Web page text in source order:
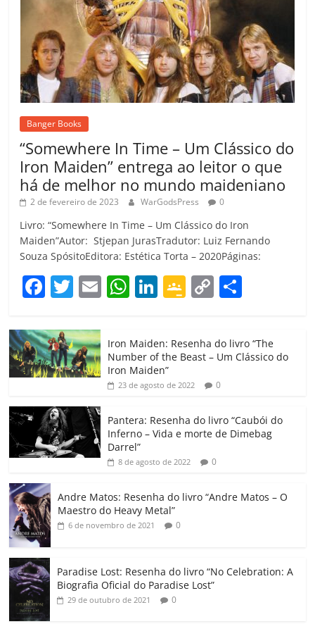
Banger Books
“Somewhere In Time – Um Clássico do
Iron Maiden” entrega ao leitor o que
há de melhor no mundo maideniano
2 de fevereiro de 2023 WarGodsPress 0
Livro: “Somewhere In Time – Um Clássico do Iron
Maiden”Autor: Stjepan JurasTradutor: Luiz Fernando
Souza SpósitoEditora: Estética Torta – 2020Páginas:
F
c
e
b
o
o
k
T
itt
er
E W
at
s
A
p
Li
e
dI
G
gl
e
Cl
a
ss
ro
o
C
p
y
Li
k
m
p
h
ar
Iron Maiden: Resenha do livro “The
Number of the Beast – Um Clássico do
Iron Maiden”
23 de agosto de 2022 0
Pantera: Resenha do livro “Caubói do
Inferno – Vida e morte de Dimebag
Darrel”
8 de agosto de 2022 0
Andre Matos: Resenha do livro “Andre Matos – O
Maestro do Heavy Metal”
6 de novembro de 2021 0
Paradise Lost: Resenha do livro “No Celebration: A
Biografia Oficial do Paradise Lost”
29 de outubro de 2021 0